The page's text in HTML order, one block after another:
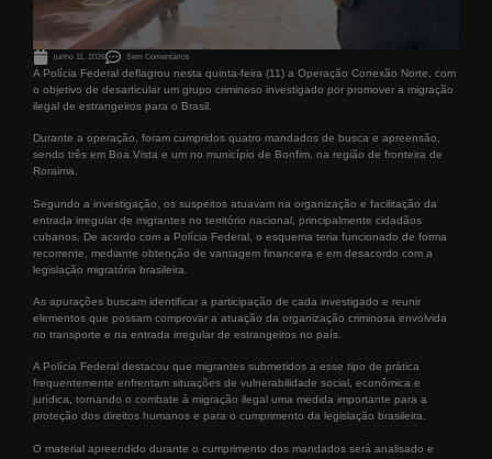
junho 11, 2026 Sem Comentários
A Polícia Federal deflagrou nesta quinta-feira (11) a Operação Conexão Norte, com
o objetivo de desarticular um grupo criminoso investigado por promover a migração
ilegal de estrangeiros para o Brasil.
Durante a operação, foram cumpridos quatro mandados de busca e apreensão,
sendo três em Boa Vista e um no município de Bonfim, na região de fronteira de
Roraima.
Segundo a investigação, os suspeitos atuavam na organização e facilitação da
entrada irregular de migrantes no território nacional, principalmente cidadãos
cubanos. De acordo com a Polícia Federal, o esquema teria funcionado de forma
recorrente, mediante obtenção de vantagem financeira e em desacordo com a
legislação migratória brasileira.
As apurações buscam identificar a participação de cada investigado e reunir
elementos que possam comprovar a atuação da organização criminosa envolvida
no transporte e na entrada irregular de estrangeiros no país.
A Polícia Federal destacou que migrantes submetidos a esse tipo de prática
frequentemente enfrentam situações de vulnerabilidade social, econômica e
jurídica, tornando o combate à migração ilegal uma medida importante para a
proteção dos direitos humanos e para o cumprimento da legislação brasileira.
O material apreendido durante o cumprimento dos mandados será analisado e